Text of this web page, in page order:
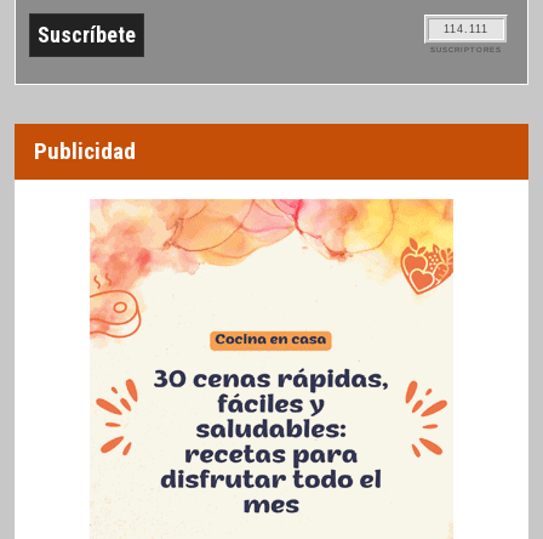
114.111
SUSCRIPTORES
Publicidad